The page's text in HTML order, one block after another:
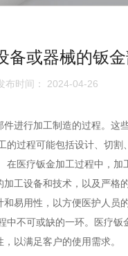
备或器械的钣
布时间： 2024-04-26
进行加工制造的过程。
的过程可能包括设计、切
在医疗钣金加工过程中，
工设备和技术，以及严
易用性，以方便医护人
中不可或缺的一环。医疗
以满足客户的使用需求。